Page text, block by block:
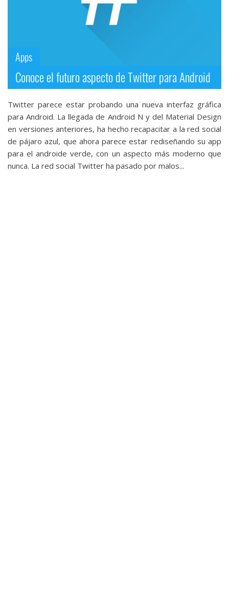
Apps
Conoce el futuro aspecto de Twitter para Android
Twitter parece estar probando una nueva interfaz gráfica
para Android. La llegada de Android N y del Material Design
en versiones anteriores, ha hecho recapacitar a la red social
de pájaro azul, que ahora parece estar rediseñando su app
para el androide verde, con un aspecto más moderno que
nunca. La red social Twitter ha pasado por malos...